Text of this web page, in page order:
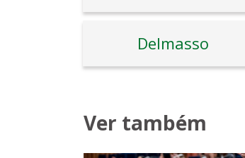
Delmasso
Ver também